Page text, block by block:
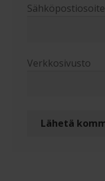
Sähköpostiosoite
Verkkosivusto